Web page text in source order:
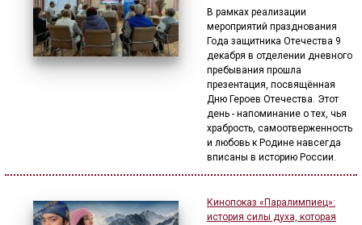
В рамках реализации
мероприятий празднования
Года защитника Отечества 9
декабря в отделении дневного
пребывания прошла
презентация, посвящённая
Дню Героев Отечества. Этот
день - напоминание о тех, чья
храбрость, самоотверженность
и любовь к Родине навсегда
вписаны в историю России.
Кинопоказ «Паралимпиец»:
история силы духа, которая